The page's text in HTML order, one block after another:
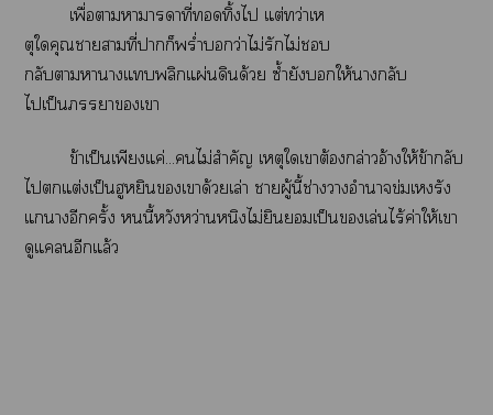
เพื่อาาาาที่ทิ้งไ แต่ทว่าเห
ตุใคุณาาที่าก็พร่ำว่าไม่รักไม่
กลับาาางแพลิกแผ่นดินด้วย ซ้ำยังให้ากลับ
ไเป็นาเา
ข้าเป็นเพียงแค่...ไม่สำคัญ เหตุใเาต้องกล่าวอ้างให้ข้ากลับ
ไแต่งเป็นฮูหยินเาด้วยเล่า าผู้นี้ช่างาอำนาจข่มเหงรัง
แางอีกครั้ง นี้หวังหว่านหนิงไม่ยินยอมเป็นเล่นไร้ค่าให้เา
ดูแคลนอีกแล้ว